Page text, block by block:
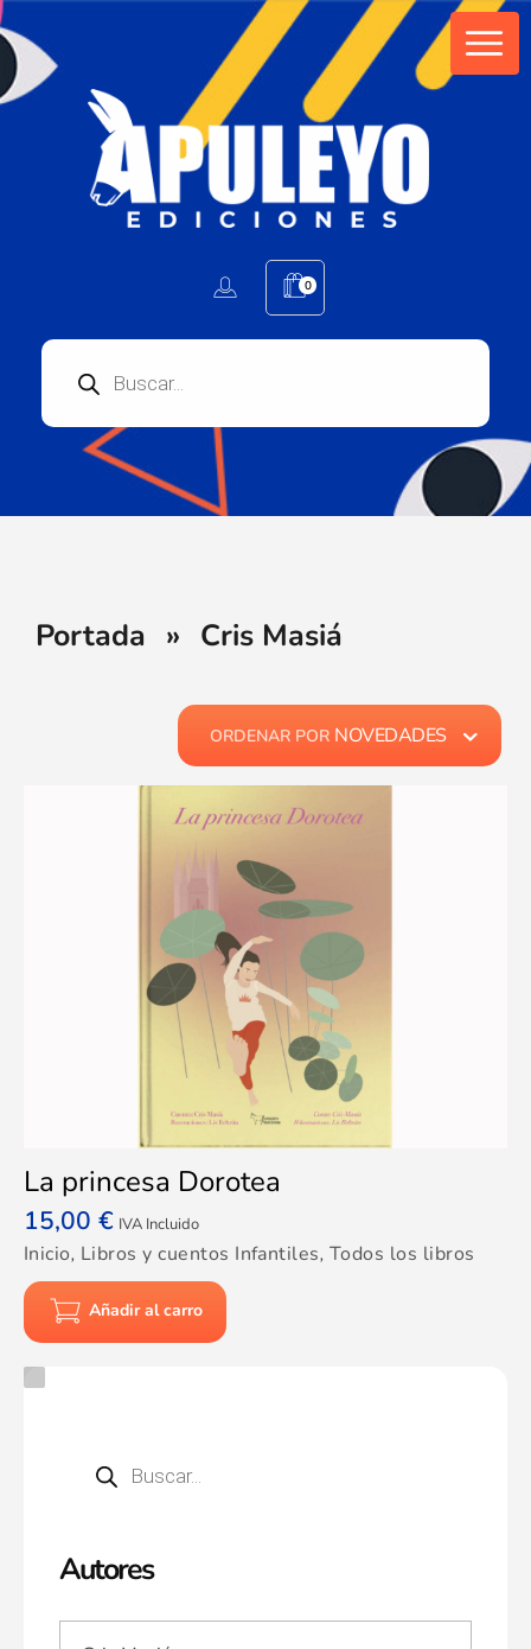
0
Portada » Cris Masiá
Autores
ORDENAR POR NOVEDADES
La princesa Dorotea
15,00 € IVA Incluido
Inicio, Libros y cuentos Infantiles, Todos los libros
Añadir al carro